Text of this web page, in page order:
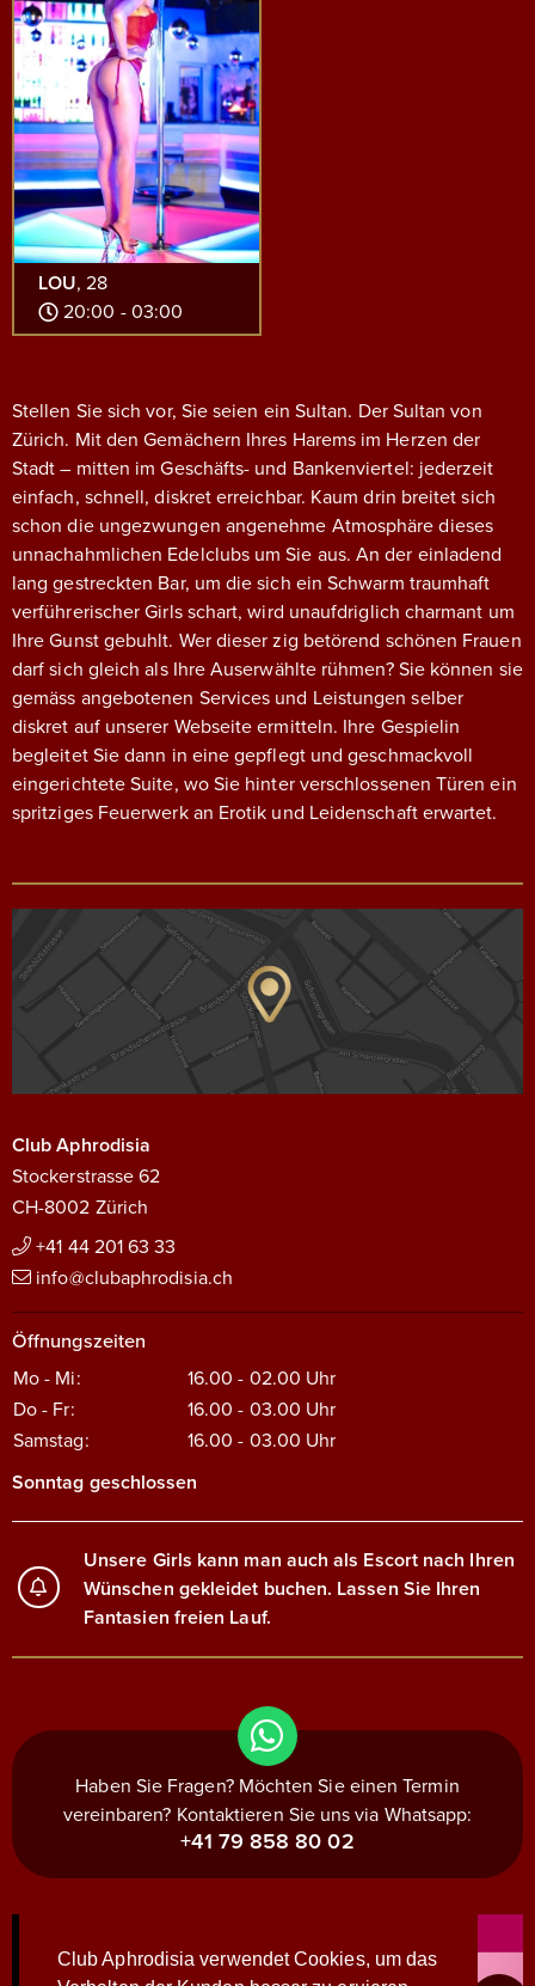
Club Aphrodisia verwendet Cookies, um das
LOU, 28
20:00 - 03:00
Stellen Sie sich vor, Sie seien ein Sultan. Der Sultan von
Zürich. Mit den Gemächern Ihres Harems im Herzen der
Stadt – mitten im Geschäfts- und Bankenviertel: jederzeit
einfach, schnell, diskret erreichbar. Kaum drin breitet sich
schon die ungezwungen angenehme Atmosphäre dieses
unnachahmlichen Edelclubs um Sie aus. An der einladend
lang gestreckten Bar, um die sich ein Schwarm traumhaft
verführerischer Girls schart, wird unaufdriglich charmant um
Ihre Gunst gebuhlt. Wer dieser zig betörend schönen Frauen
darf sich gleich als Ihre Auserwählte rühmen? Sie können sie
gemäss angebotenen Services und Leistungen selber
diskret auf unserer Webseite ermitteln. Ihre Gespielin
begleitet Sie dann in eine gepflegt und geschmackvoll
eingerichtete Suite, wo Sie hinter verschlossenen Türen ein
spritziges Feuerwerk an Erotik und Leidenschaft erwartet.
Club Aphrodisia
Stockerstrasse 62
CH-8002 Zürich
+41 44 201 63 33
info@clubaphrodisia.ch
Öffnungszeiten
Mo - Mi:
16.00 - 02.00 Uhr
Do - Fr:
16.00 - 03.00 Uhr
Samstag:
16.00 - 03.00 Uhr
Sonntag geschlossen
Unsere Girls kann man auch als Escort nach Ihren
Wünschen gekleidet buchen. Lassen Sie Ihren
Fantasien freien Lauf.
Haben Sie Fragen? Möchten Sie einen Termin
vereinbaren? Kontaktieren Sie uns via Whatsapp:
+41 79 858 80 02